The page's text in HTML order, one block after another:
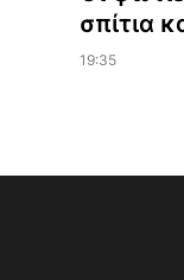
σπίτια
19:35